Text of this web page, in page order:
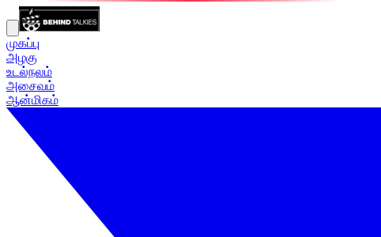
முகப்பு
அழகு
உடல்நலம்
அசைவம்
ஆன்மிகம்